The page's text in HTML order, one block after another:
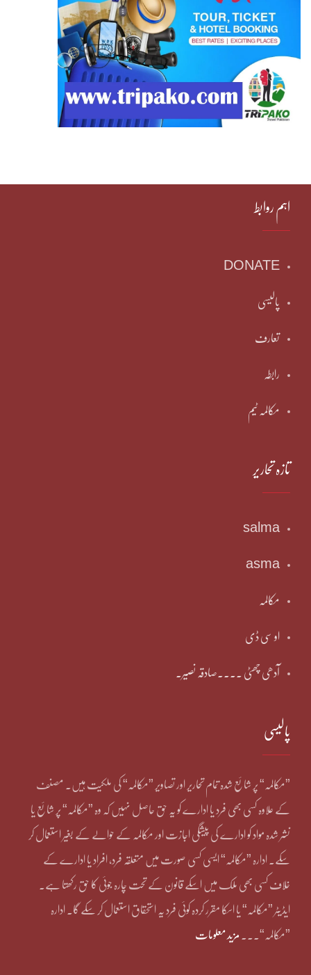
اہم روابط
DONATE
پالیسی
تعارف
رابطہ
مکالمہ ٹیم
تازہ تحاریر
salma
asma
مکالمہ
او سی ڈی
آدھی چھٹی ۔۔۔۔صادقہ نصیر۔
پالیسی
”مکالمہ“ پر شائع شدہ تمام تحاریر اور تصاویر ”مکالمہ“ کی ملکیت ہیں۔ مصنف
کے علاوہ کسی بھی فرد یا ادارے کو یہ حق حاصل نہیں کہ وہ ”مکالمہ“ پر شائع یا
نشر شدہ مواد کو ادارے کی پیشگی اجازت اور مکالمہ کے حوالے کے بغیر استعمال کر
سکے۔ ادارہ ”مکالمہ“ ایسی کسی صورت میں متعلقہ فرد، افراد یا ادارے کے
خلاف کسی بھی ملک میں اسکے قانون کے تحت چارہ جوئی کا حق رکھتا ہے۔
ایڈیٹر ”مکالمہ“ یا اسکا مقرر کردہ کوئی فرد یہ استحقاق استعمال کر سکے گا۔ ادارہ
”مکالمہ“۔۔۔ مزید معلومات